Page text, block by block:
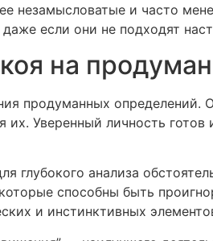
незамысловатые и часто
если они не подходят
на
продуманных определений.
Уверенный личность
глубокого анализа
способны быть
и инстинктивных